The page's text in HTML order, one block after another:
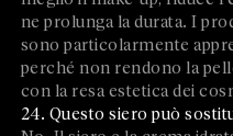
ne prolunga la durata. I
sono particolarmente
perché non rendono la
con la resa estetica dei
24. Questo siero può